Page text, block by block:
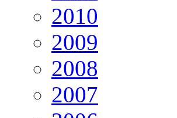
2010
2009
2008
2007